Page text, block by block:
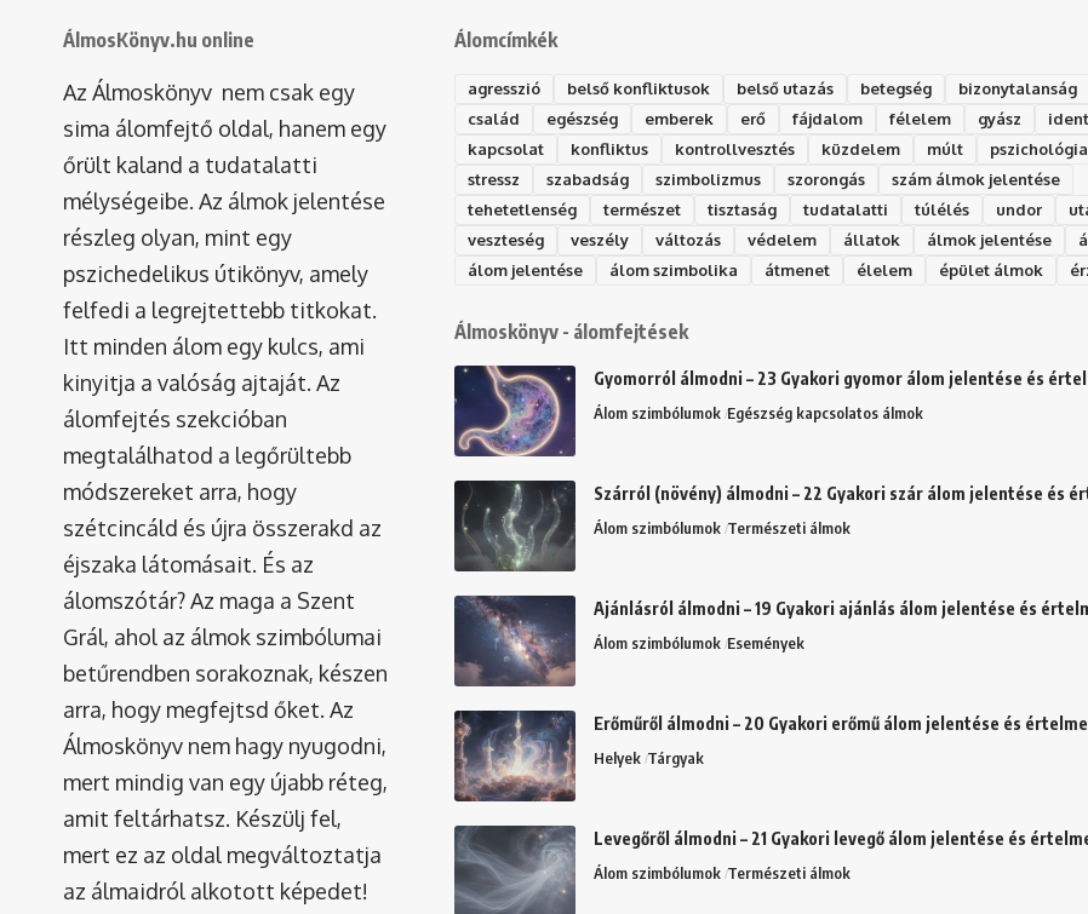
ÁlmosKönyv.hu online
Az Álmoskönyv nem csak egy
sima álomfejtő oldal, hanem egy
őrült kaland a tudatalatti
mélységeibe. Az álmok jelentése
részleg olyan, mint egy
pszichedelikus útikönyv, amely
felfedi a legrejtettebb titkokat.
Itt minden álom egy kulcs, ami
kinyitja a valóság ajtaját. Az
álomfejtés szekcióban
megtalálhatod a legőrültebb
módszereket arra, hogy
szétcincáld és újra összerakd az
éjszaka látomásait. És az
álomszótár? Az maga a Szent
Grál, ahol az álmok szimbólumai
betűrendben sorakoznak, készen
arra, hogy megfejtsd őket. Az
Álmoskönyv nem hagy nyugodni,
mert mindig van egy újabb réteg,
amit feltárhatsz. Készülj fel,
mert ez az oldal megváltoztatja
az álmaidról alkotott képedet!
Álomcímkék
agresszió belső konfliktusok belső utazás betegség bizonytalanság
család
egészség emberek erő fájdalom félelem gyász
kapcsolat
konfliktus kontrollvesztés küzdelem múlt
pszichológia
stressz
szabadság szimbolizmus szorongás
szám álmok jelentése
tehetetlenség
természet tisztaság tudatalatti túlélés undor
veszteség
veszély változás védelem állatok álmok jelentése
álom jelentése
álom szimbolika átmenet élelem épület álmok
Álmoskönyv - álomfejtések
Gyomorról álmodni – 23 Gyakori gyomor álom jelentése és
Álom szimbólumok Egészség kapcsolatos álmok
Szárról (növény) álmodni – 22 Gyakori szár álom jelentése és
Álom szimbólumok Természeti álmok
Ajánlásról álmodni – 19 Gyakori ajánlás álom jelentése és
Álom szimbólumok Események
Erőműről álmodni – 20 Gyakori erőmű álom jelentése és
Helyek Tárgyak
Levegőről álmodni – 21 Gyakori levegő álom jelentése és
Álom szimbólumok Természeti álmok